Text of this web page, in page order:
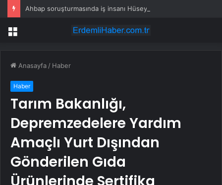
Menü
Anasayfa / Haber
Haber
Tarım Bakanlığı,
Depremzedelere Yardım
Amaçlı Yurt Dışından
Gönderilen Gıda